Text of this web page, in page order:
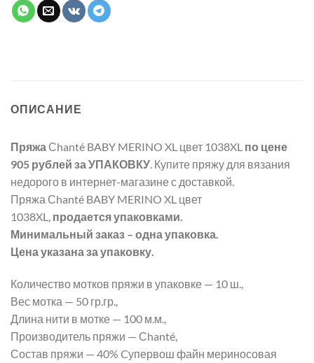
ОПИСАНИЕ
Пряжа Сhanté BABY MERINO XL цвет 1038XL по цене
905 рублей за УПАКОВКУ. Купите пряжу для вязания
недорого в интернет-магазине с доставкой.
Пряжа Сhanté BABY MERINO XL цвет
1038XL, продается упаковками.
Минимальный заказ – одна упаковка.
Цена указана за упаковку.
Количество мотков пряжи в упаковке — 10 ш.,
Вес мотка — 50 гр.гр.,
Длина нити в мотке — 100 м.м.,
Производитель пряжи — Сhanté,
Состав пряжи — 40% Cупервош файн мериносовая